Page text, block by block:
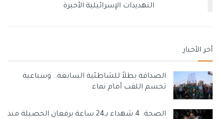
وسرية بياناتهم الشخصية، كما أنها قد تتعارض مع القوانين
وكانت إكس نفسها قد أجرت تعديلات تمنع روبوتات جمع البيانات
لأنظمة الذكاء الاصطناعي الخاصة بالشركات المنافسة من
الوصول إلى المحتوى المتاح في المنصة.
التهديدات الإسرائيلية الأخيرة
أخر الأخبار
الصداقة بطلاً للشاطئية السابعة.. وسباعية
تحسم اللقب أمام نماء
الصحة: 4 شهداء بـ24 ساعة يرفعان الحصيلة منذ